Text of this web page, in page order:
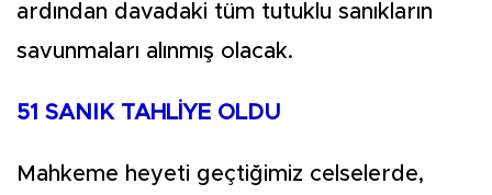
ardından davadaki tüm tutuklu sanıkların
savunmaları alınmış olacak.
51 SANIK TAHLİYE OLDU
Mahkeme heyeti geçtiğimiz celselerde,